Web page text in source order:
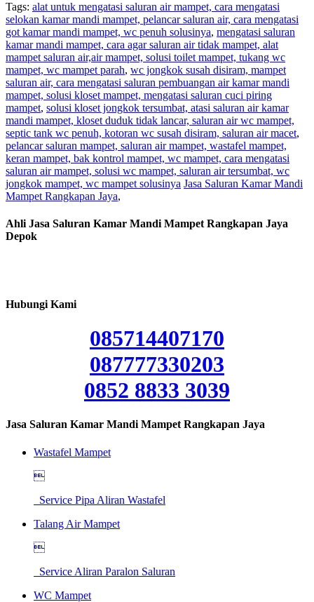
Tags: alat untuk mengatasi saluran air mampet, cara mengatasi
selokan kamar mandi mampet, pelancar saluran air, cara mengatasi
got kamar mandi mampet, wc penuh solusinya, mengatasi saluran
kamar mandi mampet, cara agar saluran air tidak mampet, alat
mampet saluran air,air mampet, solusi toilet mampet, tukang wc
mampet, wc mampet parah, wc jongkok susah disiram, mampet
saluran air, cara mengatasi saluran pembuangan air kamar mandi
mampet, solusi kloset mampet, mengatasi saluran cuci piring
mampet, solusi kloset jongkok tersumbat, atasi saluran air kamar
mandi mampet, kloset duduk tidak lancar, saluran air wc mampet,
septic tank wc penuh, kotoran wc susah disiram, saluran air macet,
pelancar saluran mampet, saluran air mampet, wastafel mampet,
keran mampet, bak kontrol mampet, wc mampet, cara mengatasi
saluran air mampet, solusi wc mampet, saluran air tersumbat, wc
jongkok mampet, wc mampet solusinya Jasa Saluran Kamar Mandi
Mampet Rangkapan Jaya,
Ahli Jasa Saluran Kamar Mandi Mampet Rangkapan Jaya
Depok
Hubungi Kami
085714407170
087777330203
0852 8833 3039
Jasa Saluran Kamar Mandi Mampet Rangkapan Jaya
Wastafel Mampet

Service Pipa Aliran Wastafel
Talang Air Mampet

Service Aliran Paralon Saluran
WC Mampet